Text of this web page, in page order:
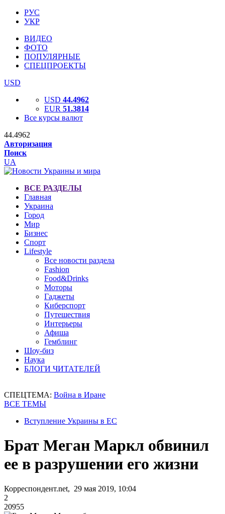
РУС
УКР
ВИДЕО
ФОТО
ПОПУЛЯРНЫЕ
СПЕЦПРОЕКТЫ
USD
USD 44.4962
EUR 51.3814
Все курсы валют
44.4962
Авторизация
Поиск
UA
ВСЕ РАЗДЕЛЫ
Главная
Украина
Город
Мир
Бизнес
Спорт
Lifestyle
Все новости раздела
Fashion
Food&Drinks
Моторы
Гаджеты
Киберспорт
Путешествия
Интерьеры
Афиша
Гемблинг
Шоу-биз
Наука
БЛОГИ ЧИТАТЕЛЕЙ
СПЕЦТЕМА: Война в Иране
ВСЕ ТЕМЫ
Вступление Украины в ЕС
Брат Меган Маркл обвинил
ее в разрушении его жизни
Корреспондент.net, 29 мая 2019, 10:04
2
20955